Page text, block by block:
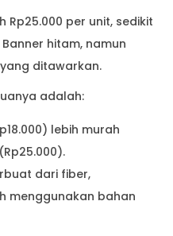
Rp25.000 per unit, sedikit
hitam, namun
ditawarkan.
adalah:
lebih murah
dari fiber,
menggunakan bahan